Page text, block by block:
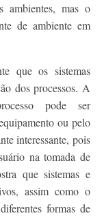
ambientes, mas o
de ambiente em
que os sistemas
dos processos. A
pode ser
ou pelo
interessante, pois
na tomada de
que sistemas e
assim como o
formas de